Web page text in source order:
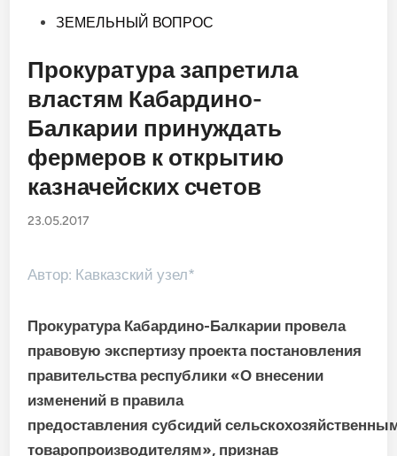
Опубликовано
ЗЕМЕЛЬНЫЙ ВОПРОС
Прокуратура запретила
властям Кабардино-
Балкарии принуждать
фермеров к открытию
казначейских счетов
23.05.2017
Автор: Кавказский узел*
Прокуратура Кабардино-Балкарии провела
правовую экспертизу проекта постановления
правительства республики «О внесении
изменений в правила
предоставления субсидий
товаропроизводителям», признав